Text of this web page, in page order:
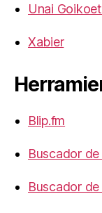
Unai
Xabier
Blip.fm
Buscador
Buscador